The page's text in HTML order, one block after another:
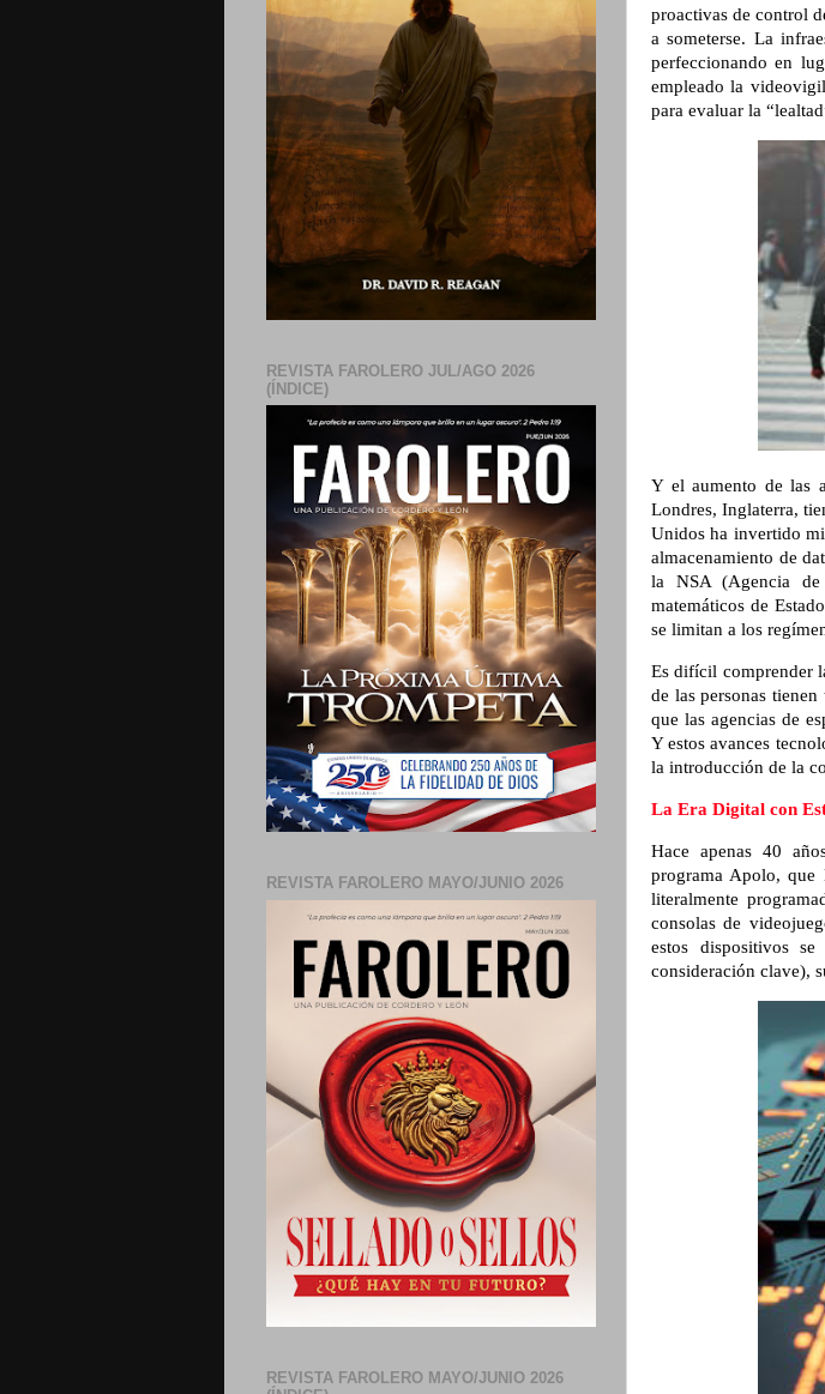
proactivas de control
a someterse. La
perfeccionando en
empleado la
para evaluar la
Y el aumento de las
Londres, Inglaterra,
Unidos ha invertido
almacenamiento de
la NSA (Agencia de
matemáticos de
se limitan a los
Es difícil comprender
de las personas
que las agencias de
Y estos avances
la introducción de la
La Era Digital con
Hace apenas 40
programa Apolo, que
literalmente
consolas de
estos dispositivos
consideración clave),
REVISTA FAROLERO JUL/AGO 2026
(ÍNDICE)
REVISTA FAROLERO MAYO/JUNIO 2026
REVISTA FAROLERO MAYO/JUNIO 2026